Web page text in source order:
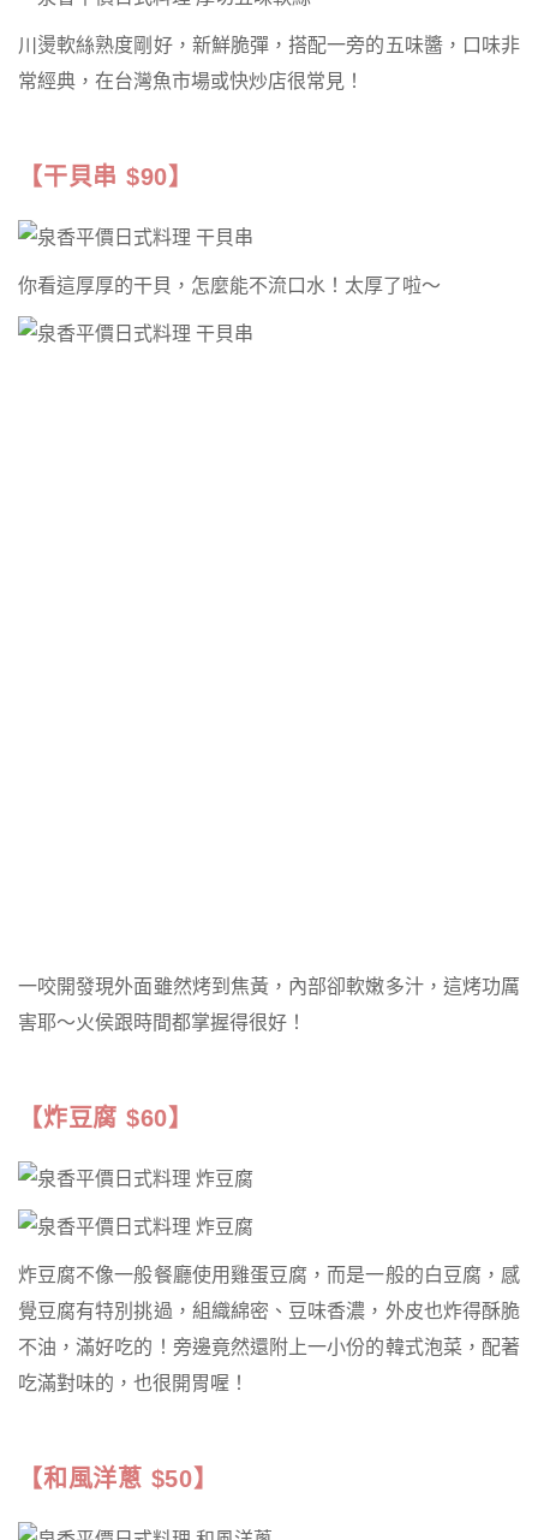
川燙軟絲熟度剛好，新鮮脆彈，搭配一旁的五味醬，口味非
常經典，在台灣魚市場或快炒店很常見！
【干貝串 $90】
你看這厚厚的干貝，怎麼能不流口水！太厚了啦～
一咬開發現外面雖然烤到焦黃，內部卻軟嫩多汁，這烤功厲
害耶～火侯跟時間都掌握得很好！
【炸豆腐 $60】
炸豆腐不像一般餐廳使用雞蛋豆腐，而是一般的白豆腐，感
覺豆腐有特別挑過，組織綿密、豆味香濃，外皮也炸得酥脆
不油，滿好吃的！旁邊竟然還附上一小份的韓式泡菜，配著
吃滿對味的，也很開胃喔！
【和風洋蔥 $50】